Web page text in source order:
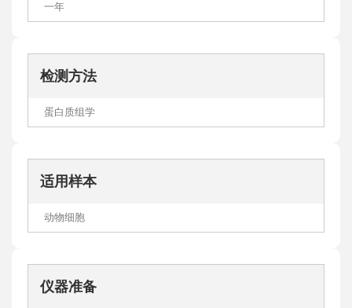
一年
检测方法
蛋白质组学
适用样本
动物细胞
仪器准备